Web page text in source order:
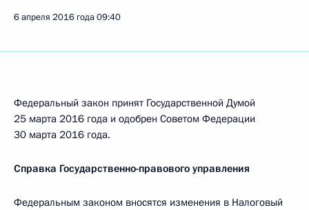
6 апреля 2016 года09:40
Федеральный закон принят Государственной Думой
25 марта 2016 года и одобрен Советом Федерации
30 марта 2016 года.
Справка Государственно-правового управления
Федеральным законом вносятся изменения в Налоговый